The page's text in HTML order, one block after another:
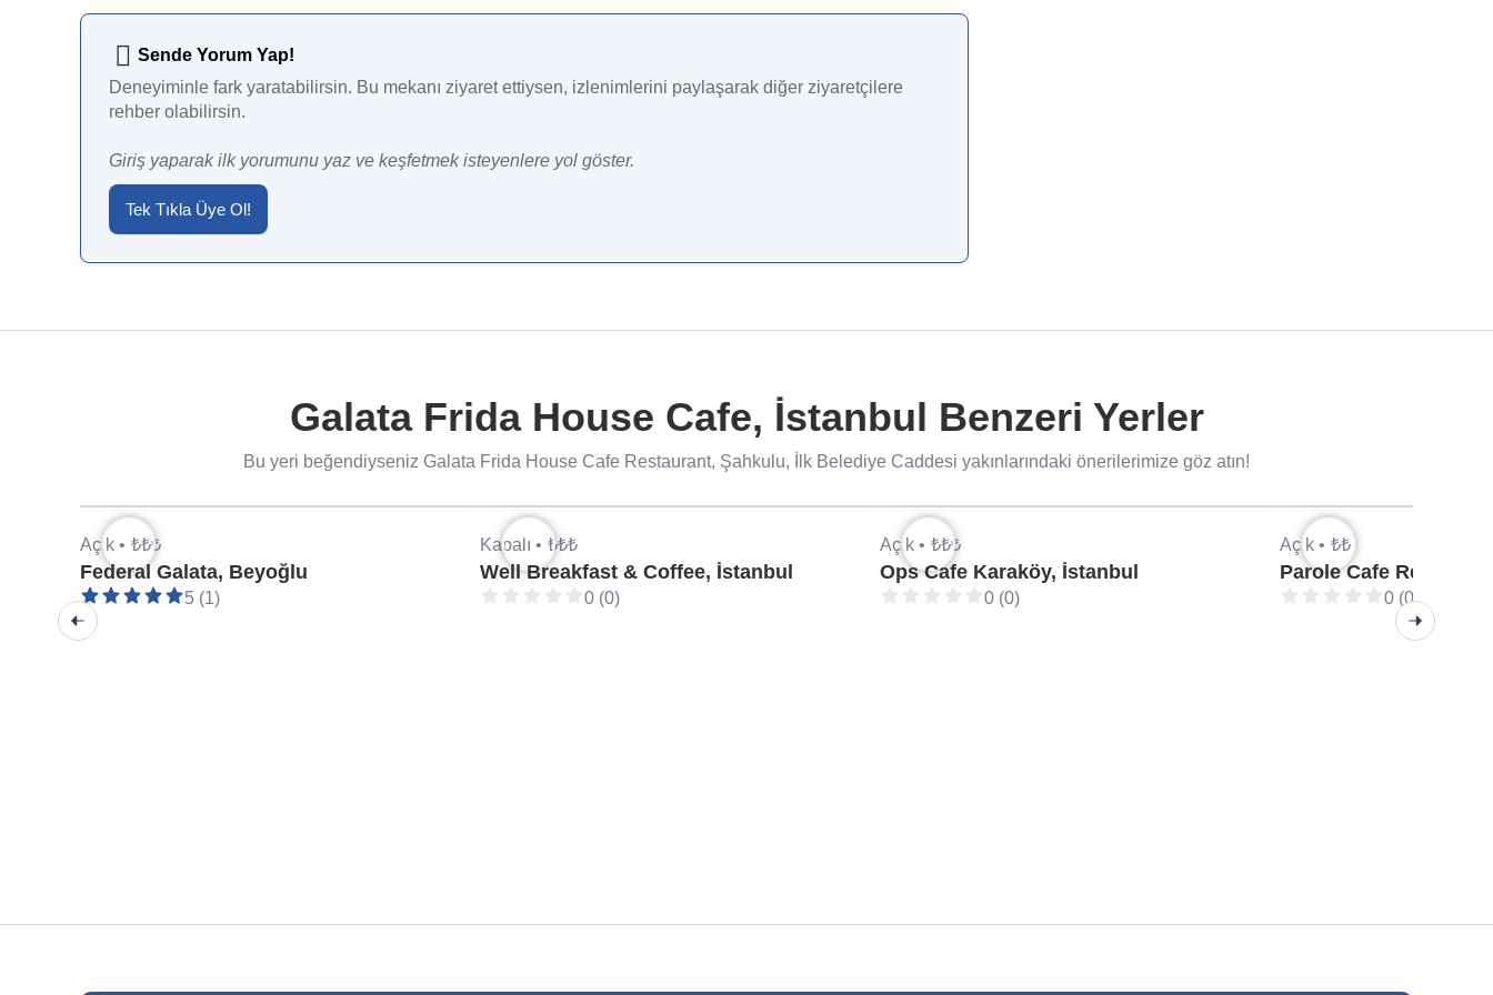
Sende Yorum Yap!
Deneyiminle fark yaratabilirsin. Bu mekanı ziyaret ettiysen, izlenimlerini paylaşarak diğer ziyaretçilere
rehber olabilirsin.
Giriş yaparak ilk yorumunu yaz ve keşfetmek isteyenlere yol göster.
Tek Tıkla Üye Ol!
Galata Frida House Cafe, İstanbul Benzeri Yerler
Bu yeri beğendiyseniz Galata Frida House Cafe Restaurant, Şahkulu, İlk Belediye Caddesi yakınlarındaki önerilerimize göz atın!
Açık • ₺₺₺
Federal Galata, Beyoğlu
5 (1)
Kapalı • ₺₺₺
Well Breakfast & Coffee, İstanbul
0 (0)
Açık • ₺₺₺
Ops Cafe Karaköy, İstanbul
0 (0)
Açık • ₺₺
Parole Cafe
0 (0)